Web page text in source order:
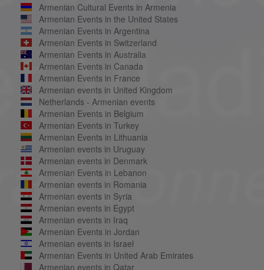
Armenian Cultural Events in Armenia
Armenian Events in the United States
Armenian Events in Argentina
Armenian Events in Switzerland
Armenian Events in Australia
Armenian Events in Canada
Armenian Events in France
Armenian events in United Kingdom
Netherlands - Armenian events
Armenian Events in Belgium
Armenian Events in Turkey
Armenian Events in Lithuania
Armenian events in Uruguay
Armenian events in Denmark
Armenian Events in Lebanon
Armenian events in Romania
Armenian events in Syria
Armenian events in Egypt
Armenian events in Iraq
Armenian Events in Jordan
Armenian events in Israel
Armenian Events in United Arab Emirates
Armenian events in Qatar